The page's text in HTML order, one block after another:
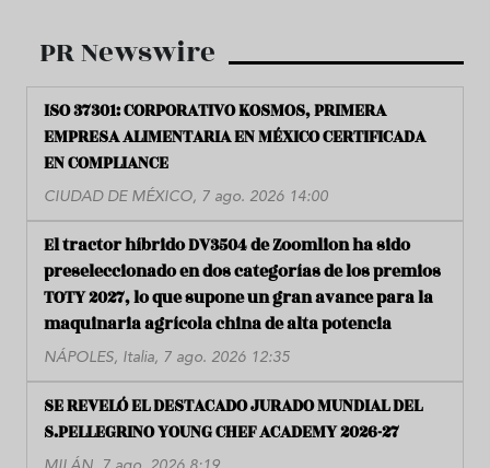
PR Newswire
ISO 37301: CORPORATIVO KOSMOS, PRIMERA
EMPRESA ALIMENTARIA EN MÉXICO CERTIFICADA
EN COMPLIANCE
CIUDAD DE MÉXICO, 7 ago. 2026 14:00
El tractor híbrido DV3504 de Zoomlion ha sido
preseleccionado en dos categorías de los premios
TOTY 2027, lo que supone un gran avance para la
maquinaria agrícola china de alta potencia
NÁPOLES, Italia, 7 ago. 2026 12:35
SE REVELÓ EL DESTACADO JURADO MUNDIAL DEL
S.PELLEGRINO YOUNG CHEF ACADEMY 2026-27